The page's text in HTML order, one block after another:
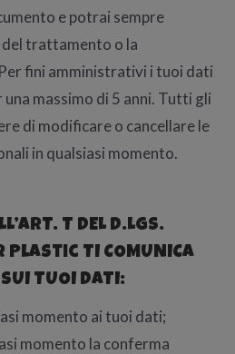
e potrai sempre
del trattamento o la
fini amministrativi i tuoi dati
massimo di 5 anni. Tutti gli
di modificare o cancellare le
in qualsiasi momento.
T DEL D.LGS.
TI COMUNICA
TUOI DATI:
momento ai tuoi dati;
momento la conferma